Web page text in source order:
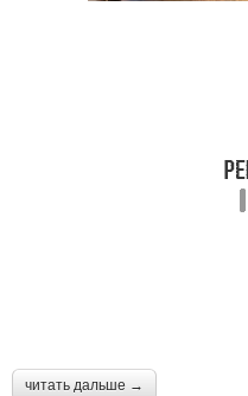
читать дальше →